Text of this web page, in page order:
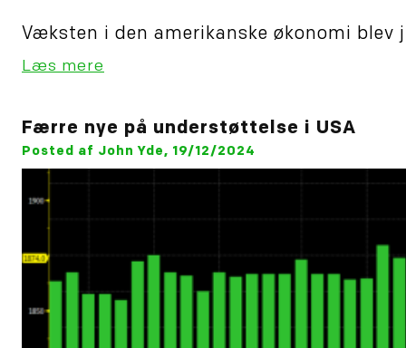
Væksten i den amerikanske økonomi blev
Læs mere
Færre nye på understøttelse i USA
Posted af John Yde, 19/12/2024